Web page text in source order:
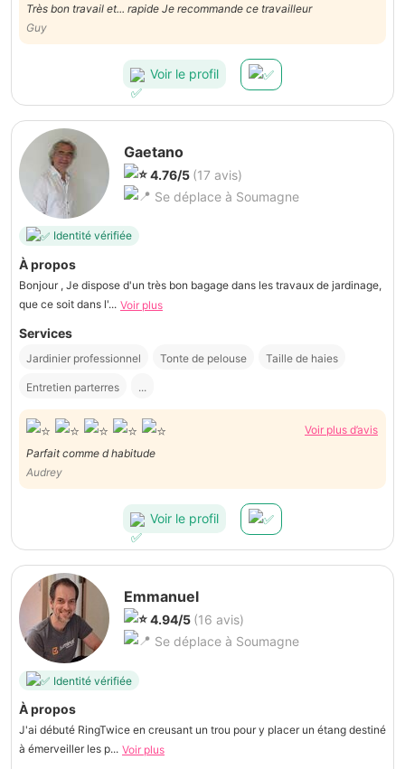
Très bon travail et... rapide Je recommande ce travailleur
Guy
Voir le profil
Gaetano
4.76/5 (17 avis)
Se déplace à Soumagne
Identité vérifiée
À propos
Bonjour , Je dispose d'un très bon bagage dans les travaux de jardinage,
que ce soit dans l'... Voir plus
Services
Jardinier professionnel Tonte de pelouse Taille de haies
Entretien parterres ...
Voir plus d’avis
Parfait comme d habitude
Audrey
Voir le profil
Emmanuel
4.94/5 (16 avis)
Se déplace à Soumagne
Identité vérifiée
À propos
J'ai débuté RingTwice en creusant un trou pour y placer un étang destiné
à émerveiller les p... Voir plus